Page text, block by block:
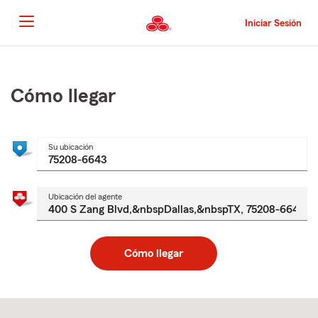
al
contenido
principal
Iniciar Sesión
principal
Cómo llegar
Su ubicación
Ubicación del agente
Cómo llegar
to